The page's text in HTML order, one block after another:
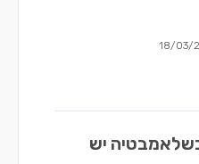
18/03/
יש